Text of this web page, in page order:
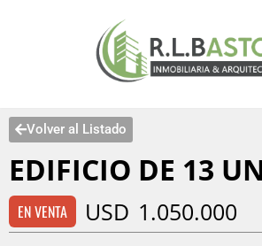
Volver al Listado
EDIFICIO DE 13
EN VENTA USD 1.050.000